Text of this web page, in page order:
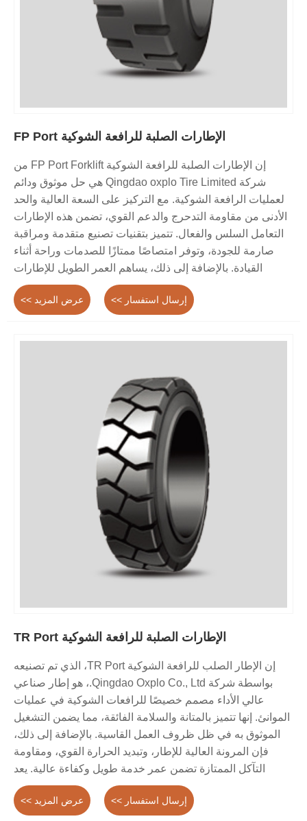
الإطارات الصلبة للرافعة الشوكية FP Port
إن الإطارات الصلبة للرافعة الشوكية FP Port Forklift من
شركة Qingdao oxplo Tire Limited هي حل موثوق ودائم
لعمليات الرافعة الشوكية. مع التركيز على السعة العالية والحد
الأدنى من مقاومة التدحرج والدعم القوي، تضمن هذه الإطارات
التعامل السلس والفعال. تتميز بتقنيات تصنيع متقدمة ومراقبة
صارمة للجودة، وتوفر امتصاصًا ممتازًا للصدمات وراحة أثناء
القيادة. بالإضافة إلى ذلك، يساهم العمر الطويل للإطارات
وانخفاض متطلبات الصيانة في توفير التكاليف وتحسين الإنتاجية.
عرض المزيد >> إرسال استفسار >>
الإطارات الصلبة للرافعة الشوكية TR Port
إن الإطار الصلب للرافعة الشوكية TR Port، الذي تم تصنيعه
بواسطة شركة Qingdao Oxplo Co., Ltd.، هو إطار صناعي
عالي الأداء مصمم خصيصًا للرافعات الشوكية في عمليات
الموانئ. إنها تتميز بالمتانة والسلامة الفائقة، مما يضمن التشغيل
الموثوق به في ظل ظروف العمل القاسية. بالإضافة إلى ذلك،
فإن المرونة العالية للإطار، وتبديد الحرارة القوي، ومقاومة
التآكل الممتازة تضمن عمر خدمة طويل وكفاءة عالية. يعد
الإطار الصلب للرافعة الشوكية TR Port خيارًا موثوقًا
للوجستيات الموانئ، مما يحسن كفاءة العمل ويقلل وقت
عرض المزيد >> إرسال استفسار >>